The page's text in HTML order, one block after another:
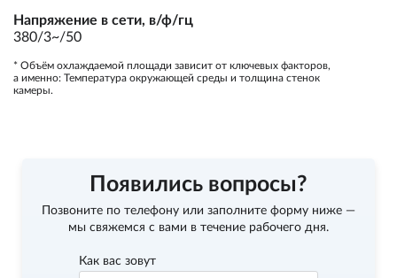
Напряжение в сети, в/ф/гц
380/3~/50
* Объём охлаждаемой площади зависит от ключевых факторов,
а именно: Температура окружающей среды и толщина стенок
камеры.
Появились вопросы?
Позвоните по телефону или заполните форму ниже —
мы свяжемся с вами в течение рабочего дня.
Как вас зовут